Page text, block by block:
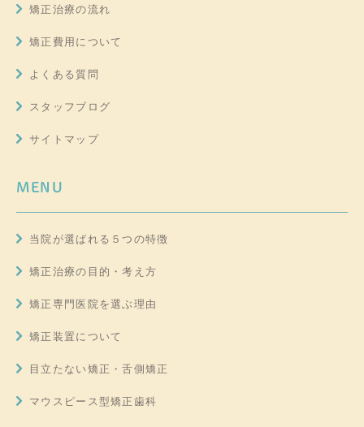
矯正治療の流れ
矯正費用について
よくある質問
スタッフブログ
サイトマップ
MENU
当院が選ばれる５つの特徴
矯正治療の目的・考え方
矯正専門医院を選ぶ理由
矯正装置について
目立たない矯正・舌側矯正
マウスピース型矯正歯科